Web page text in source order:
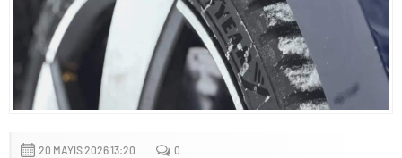
Yapıldı
20 MAYIS 2026 13:20 0